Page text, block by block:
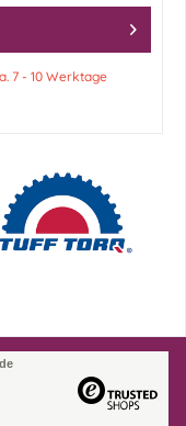
7 - 10 Werktage